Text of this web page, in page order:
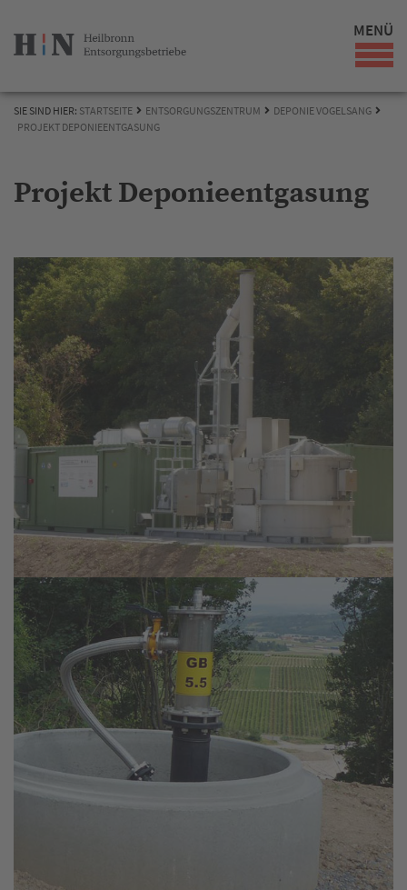
MENÜ
SIE SIND HIER: STARTSEITE ENTSORGUNGSZENTRUM
DEPONIE VOGELSANG
PROJEKT DEPONIEENTGASUNG
Projekt Deponieentgasung
Verdichterstation